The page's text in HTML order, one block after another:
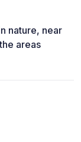
nature, near
areas